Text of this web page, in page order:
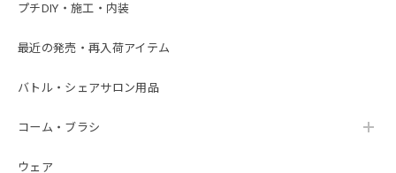
プチDIY・施工・内装
最近の発売・再入荷アイテム
バトル・シェアサロン用品
コーム・ブラシ
ウェア